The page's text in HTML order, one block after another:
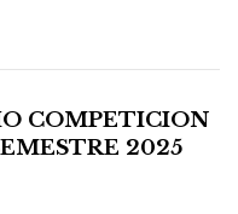
COMPETICION
2025